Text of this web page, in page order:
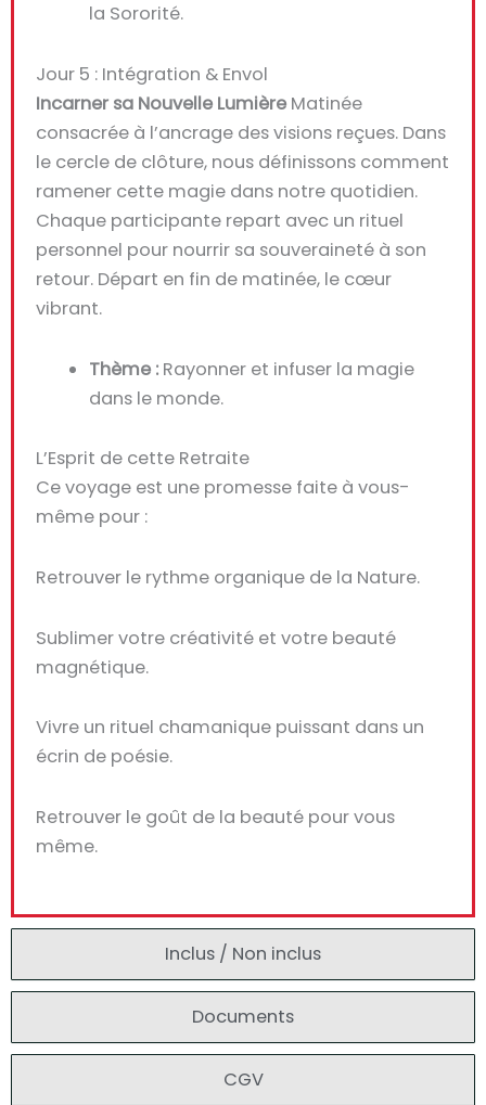
Inclus / Non inclus
Documents
CGV
la Sororité.
Jour 5 : Intégration & Envol
Incarner sa Nouvelle Lumière Matinée
consacrée à l’ancrage des visions reçues. Dans
le cercle de clôture, nous définissons comment
ramener cette magie dans notre quotidien.
Chaque participante repart avec un rituel
personnel pour nourrir sa souveraineté à son
retour. Départ en fin de matinée, le cœur
vibrant.
Thème : Rayonner et infuser la magie
dans le monde.
L’Esprit de cette Retraite
Ce voyage est une promesse faite à vous-
même pour :
Retrouver le rythme organique de la Nature.
Sublimer votre créativité et votre beauté
magnétique.
Vivre un rituel chamanique puissant dans un
écrin de poésie.
Retrouver le goût de la beauté pour vous
même.